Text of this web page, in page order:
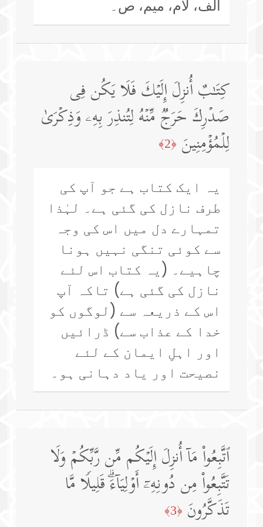
الف، لام، میم، ص۔
كِتَـٰبٌ أُنزِلَ إِلَیۡكَ فَلَا یَكُن فِی
صَدۡرِكَ حَرَجࣱ مِّنۡهُ لِتُنذِرَ بِهِۦ وَذِكۡرَىٰ
لِلۡمُؤۡمِنِینَ ﴿2﴾
یہ ایک کتاب ہے جو آپ کی
طرف نازل کی گئی ہے۔ لہٰذا
تمہارے دل میں اس کی وجہ
سے کوئی تنگی نہیں ہونا
چاہیے۔ (یہ کتاب اس لئے
نازل کی گئی ہے) تاکہ آپ
اس کے ذریعہ سے (لوگوں کو
خدا کے عذاب سے) ڈرائیں
اور اہلِ ایمان کے لئے
نصیحت اور یاد دہانی ہو۔
ٱتَّبِعُوا۟ مَاۤ أُنزِلَ إِلَیۡكُم مِّن رَّبِّكُمۡ وَلَا
تَتَّبِعُوا۟ مِن دُونِهِۦۤ أَوۡلِیَاۤءَۗ قَلِیلࣰا مَّا
تَذَكَّرُونَ ﴿3﴾